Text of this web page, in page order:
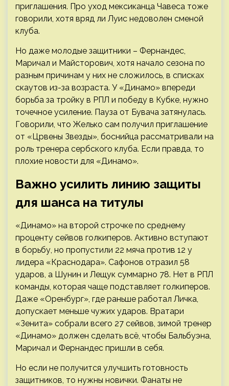
приглашения. Про уход мексиканца Чавеса тоже
говорили, хотя вряд ли Луис недоволен сменой
клуба.
Но даже молодые защитники – Фернандес,
Маричал и Майсторович, хотя начало сезона по
разным причинам у них не сложилось, в списках
скаутов из-за возраста. У «Динамо» впереди
борьба за тройку в РПЛ и победу в Кубке, нужно
точечное усиление. Пауза от Бувача затянулась.
Говорили, что Желько сам получил приглашение
от «Црвены Звезды», боснийца рассматривали на
роль тренера сербского клуба. Если правда, то
плохие новости для «Динамо».
Важно усилить линию защиты
для шанса на титулы
«Динамо» на второй строчке по среднему
проценту сейвов голкиперов. Активно вступают
в борьбу, но пропустили 22 мяча против 12 у
лидера «Краснодара». Сафонов отразил 58
ударов, а Шунин и Лещук суммарно 78. Нет в РПЛ
команды, которая чаще подставляет голкиперов.
Даже «Оренбург», где раньше работал Личка,
допускает меньше чужих ударов. Вратари
«Зенита» собрали всего 27 сейвов, зимой тренер
«Динамо» должен сделать всё, чтобы Бальбуэна,
Маричал и Фернандес пришли в себя.
Но если не получится улучшить готовность
защитников, то нужны новички. Фанаты не